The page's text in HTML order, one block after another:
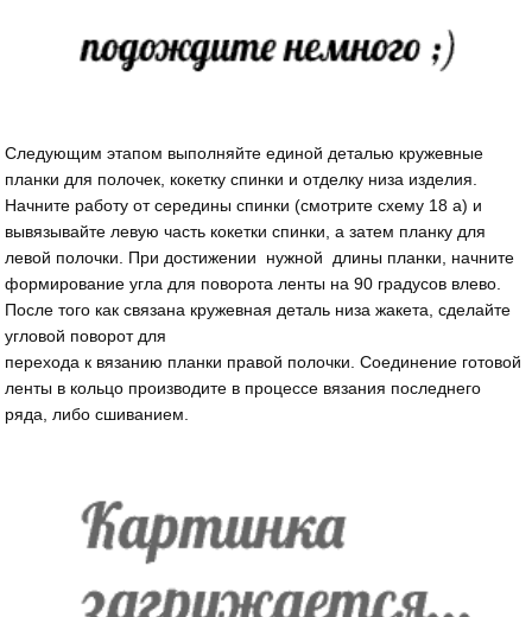
Следующим этапом выполняйте единой деталью кружевные
планки для полочек, кокетку спинки и отделку низа изделия.
Начните работу от середины спинки (смотрите схему 18 а) и
вывязывайте левую часть кокетки спинки, а затем планку для
левой полочки. При достижении нужной длины планки, начните
формирование угла для поворота ленты на 90 градусов влево.
После того как связана кружевная деталь низа жакета, сделайте
угловой поворот для
перехода к вязанию планки правой полочки. Соединение готовой
ленты в кольцо производите в процессе вязания последнего
ряда, либо сшиванием.